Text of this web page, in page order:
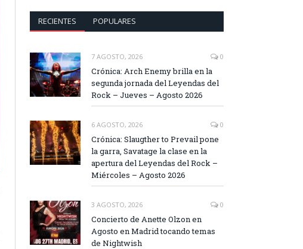
RECIENTES POPULARES
7 AGOSTO, 2026 0
Crónica: Arch Enemy brilla en la
segunda jornada del Leyendas del
Rock – Jueves – Agosto 2026
6 AGOSTO, 2026 0
Crónica: Slaugther to Prevail pone
la garra, Savatage la clase en la
apertura del Leyendas del Rock –
Miércoles – Agosto 2026
3 AGOSTO, 2026 0
Concierto de Anette Olzon en
Agosto en Madrid tocando temas
de Nightwish